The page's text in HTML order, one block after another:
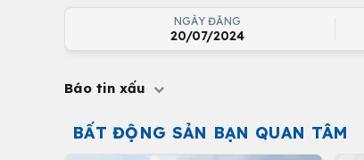
NGÀY ĐĂNG
20/07/2024
Báo tin xấu
BẤT ĐỘNG SẢN BẠN QUAN TÂM